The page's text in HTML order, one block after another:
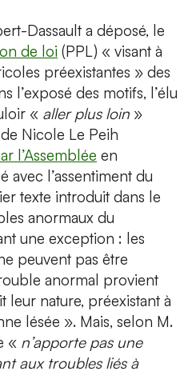
Dassault a déposé, le
de loi (PPL) « visant à
préexistantes » des
l’exposé des motifs, l’élu
« aller plus loin »
Nicole Le Peih
l’Assemblée en
l’assentiment du
texte introduit dans le
anormaux du
une exception : les
peuvent pas être
anormal provient
leur nature, préexistant à
lésée ». Mais, selon M.
« n’apporte pas une
aux troubles liés à